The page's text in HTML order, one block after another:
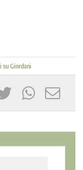
su Giordani